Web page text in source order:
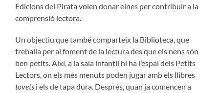
Edicions del Pirata volen donar eines per contribuir a la
comprensió lectora.
Un objectiu que també comparteix la Biblioteca, que
treballa per al foment de la lectura des que els nens són
ben petits. Així, a la sala infantil hi ha l’espai dels Petits
Lectors, on els més menuts poden jugar amb els llibres
tovets i els de tapa dura. Després, quan ja comencen a